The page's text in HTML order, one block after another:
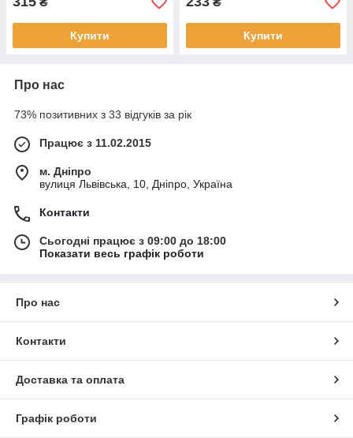
Купити Купити
Про нас
73% позитивних з 33 відгуків за рік
Працює з 11.02.2015
м. Дніпро
вулиця Львівська, 10, Дніпро, Україна
Контакти
Сьогодні працює з 09:00 до 18:00
Показати весь графік роботи
Про нас
Контакти
Доставка та оплата
Графік роботи